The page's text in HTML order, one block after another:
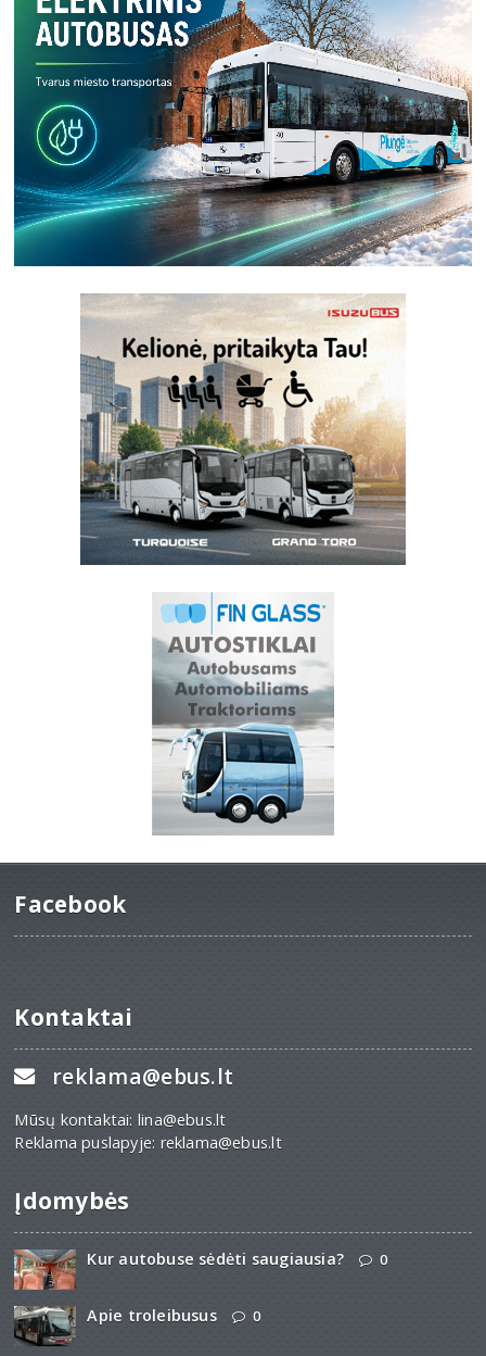
Facebook
Kontaktai
reklama@ebus.lt
Mūsų kontaktai: lina@ebus.lt
Reklama puslapyje: reklama@ebus.lt
Įdomybės
Kur autobuse sėdėti saugiausia? 0
Apie troleibusus 0